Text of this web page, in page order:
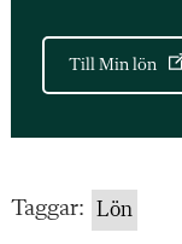
Till Min lön
Taggar: Lön